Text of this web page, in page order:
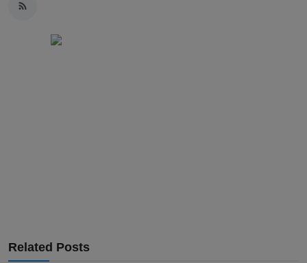
Related Posts